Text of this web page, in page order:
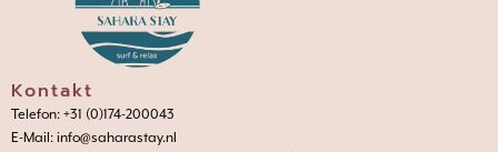
Kontakt
Telefon: +31 (0)174-200043
E-Mail: info@saharastay.nl